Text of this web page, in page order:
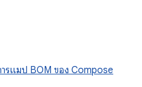
รแมป BOM ของ Compose